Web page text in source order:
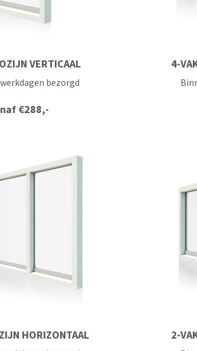
VERTICAAL
€288,-
bezorgd
4-
HORIZONTAAL 2-